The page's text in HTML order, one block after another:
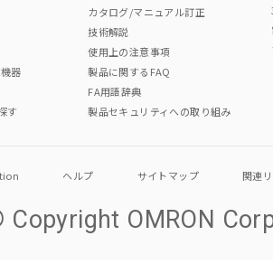
器
す
カタログ/マニュアル訂正
技術解説
使用上の注意事項
製品に関するFAQ
FA用語辞典
製品セキュリティへの取り組み
ヘルプ サイトマップ 関連
Copyright OMRON